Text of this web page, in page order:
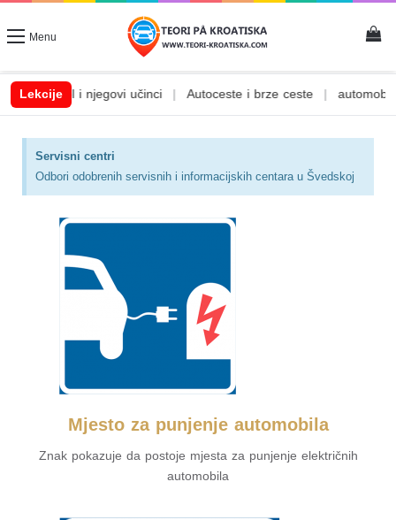
Menu
Lekcije
| Autoceste i brze ceste automobilske tekućine
Servisni centri
Odbori odobrenih servisnih i informacijskih centara u Švedskoj
Mjesto za punjenje automobila
Znak pokazuje da postoje mjesta za punjenje električnih
automobila